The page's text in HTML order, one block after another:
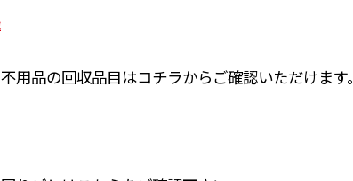
用品の回収品目はコチラからご確認いただけます。